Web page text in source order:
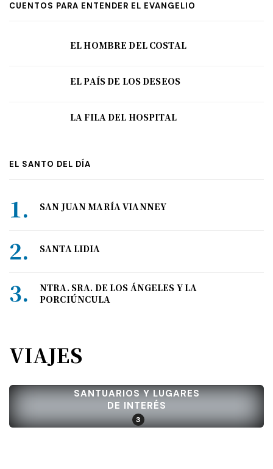
CUENTOS PARA ENTENDER EL EVANGELIO
EL HOMBRE DEL COSTAL
EL PAÍS DE LOS DESEOS
LA FILA DEL HOSPITAL
EL SANTO DEL DÍA
SAN JUAN MARÍA VIANNEY
SANTA LIDIA
NTRA. SRA. DE LOS ÁNGELES Y LA
PORCIÚNCULA
VIAJES
SANTUARIOS Y LUGARES
DE INTERÉS
3